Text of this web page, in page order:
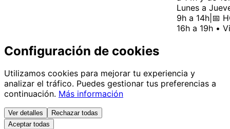
Lunes a
9h a 14h|📅
16h a 19h •
Configuración de cookies
Utilizamos cookies para mejorar tu experiencia y
analizar el tráfico. Puedes gestionar tus preferencias a
continuación. Más información
Ver detalles
Rechazar todas
Aceptar todas